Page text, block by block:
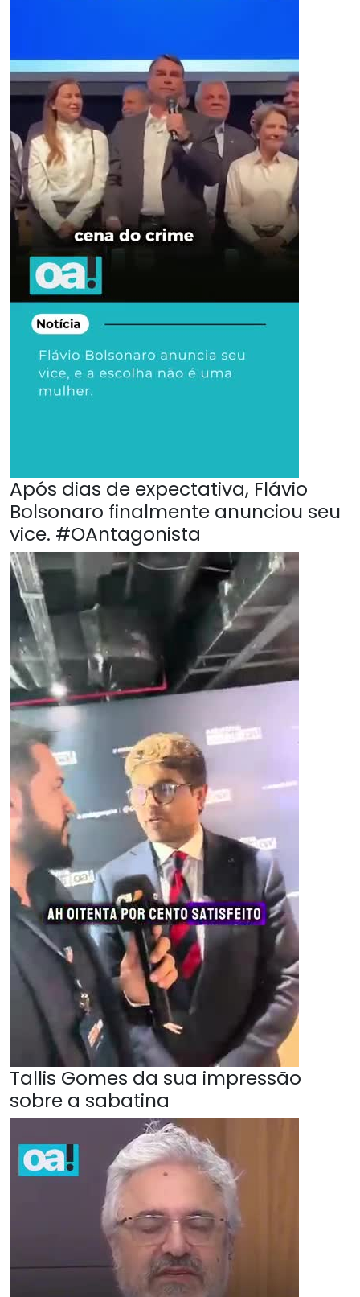
Após dias de expectativa, Flávio
Bolsonaro finalmente anunciou seu
vice. #OAntagonista
Tallis Gomes da sua impressão
sobre a sabatina